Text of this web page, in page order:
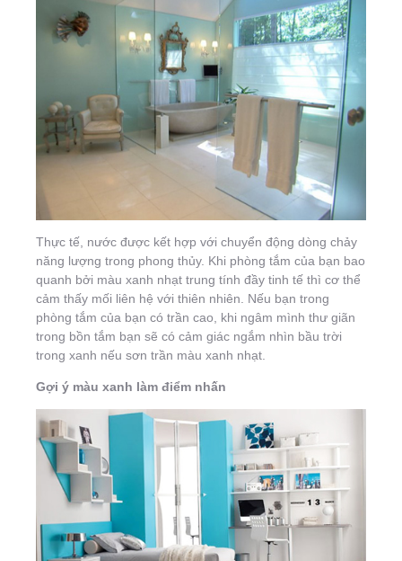
Thực tế, nước được kết hợp với chuyển động dòng chảy
năng lượng trong phong thủy. Khi phòng tắm của bạn bao
quanh bởi màu xanh nhạt trung tính đầy tinh tế thì cơ thể
cảm thấy mối liên hệ với thiên nhiên. Nếu bạn trong
phòng tắm của bạn có trần cao, khi ngâm mình thư giãn
trong bồn tắm bạn sẽ có cảm giác ngắm nhìn bầu trời
trong xanh nếu sơn trần màu xanh nhạt.
Gợi ý màu xanh làm điểm nhấn